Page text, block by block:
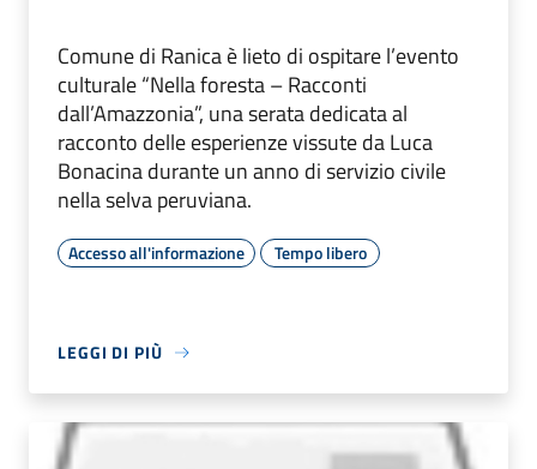
Comune di Ranica è lieto di ospitare l’evento
culturale “Nella foresta – Racconti
dall’Amazzonia”, una serata dedicata al
racconto delle esperienze vissute da Luca
Bonacina durante un anno di servizio civile
nella selva peruviana.
Accesso all'informazione Tempo libero
LEGGI DI PIÙ